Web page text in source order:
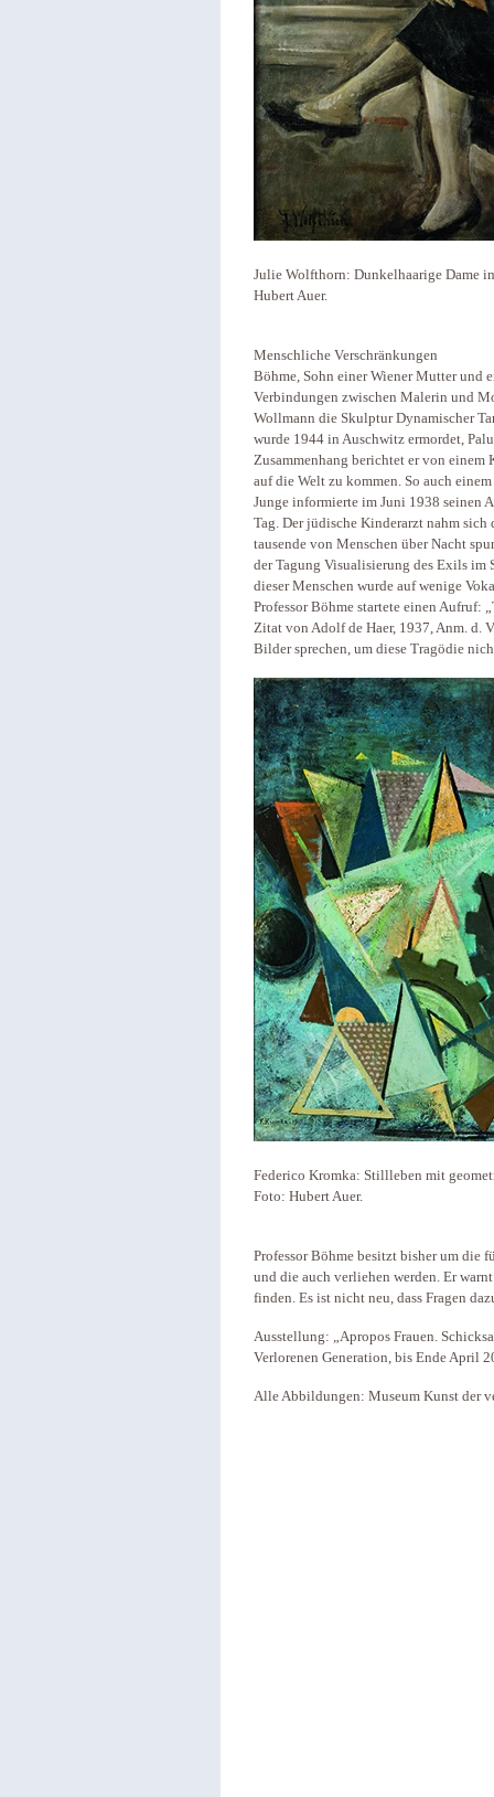
Julie Wolfthorn: Dunkelhaarige Dame
Hubert Auer.
Menschliche Verschränkungen
Böhme, Sohn einer Wiener Mutter und
Verbindungen zwischen Malerin und
Wollmann die Skulptur Dynamischer
wurde 1944 in Auschwitz ermordet,
Zusammenhang berichtet er von
auf die Welt zu kommen. So auch
Junge informierte im Juni 1938 seinen
Tag. Der jüdische Kinderarzt nahm
tausende von Menschen über Nacht
der Tagung Visualisierung des Exils im
dieser Menschen wurde auf wenige
Professor Böhme startete einen Aufruf:
Zitat von Adolf de Haer, 1937, Anm. d.
Bilder sprechen, um diese Tragödie
Federico Kromka: Stillleben mit
Foto: Hubert Auer.
Professor Böhme besitzt bisher um die
und die auch verliehen werden. Er
finden. Es ist nicht neu, dass Fragen
Ausstellung: „Apropos Frauen.
Verlorenen Generation, bis Ende April
Alle Abbildungen: Museum Kunst der